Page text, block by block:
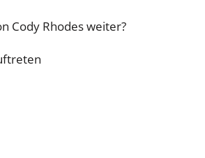
Cody Rhodes weiter?